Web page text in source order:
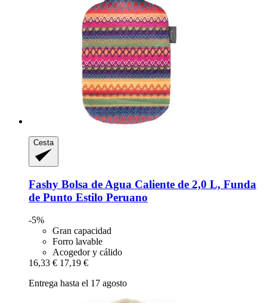
Cesta
Fashy Bolsa de Agua Caliente de 2,0 L, Funda
de Punto Estilo Peruano
-5%
Gran capacidad
Forro lavable
Acogedor y cálido
16,33 € 17,19 €
Entrega hasta el 17 agosto